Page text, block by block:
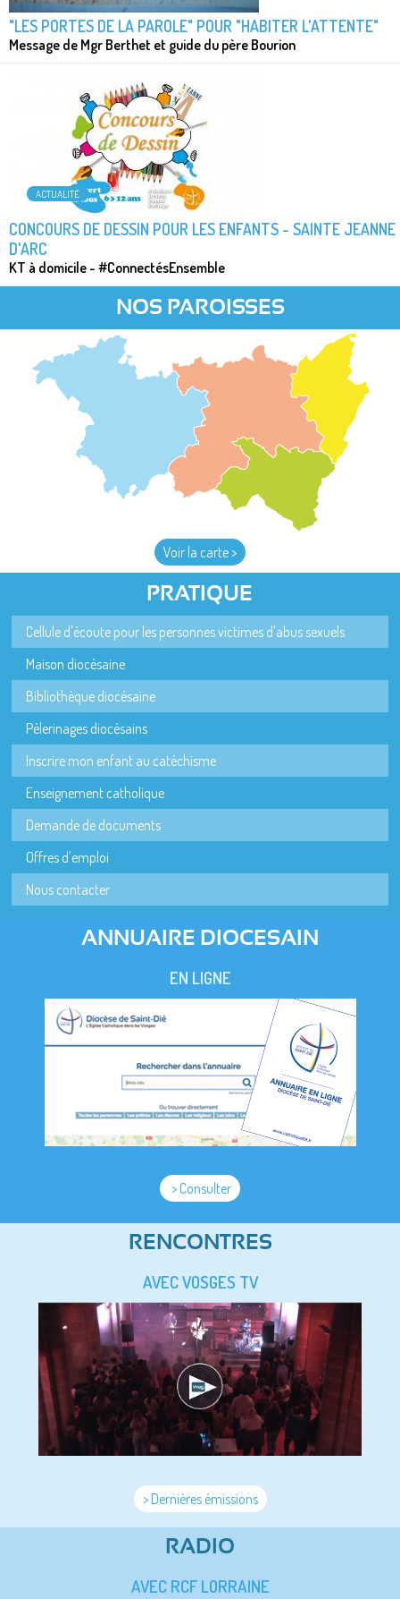
"LES PORTES DE LA PAROLE" POUR "HABITER L'ATTENTE"
Message de Mgr Berthet et guide du père Bourion
ACTUALITÉ
CONCOURS DE DESSIN POUR LES ENFANTS - SAINTE JEANNE
D'ARC
KT à domicile - #ConnectésEnsemble
NOS PAROISSES
Voir la carte >
PRATIQUE
Cellule d'écoute pour les personnes victimes d'abus sexuels
Maison diocésaine
Bibliothèque diocésaine
Pèlerinages diocésains
Inscrire mon enfant au catéchisme
Enseignement catholique
Demande de documents
Offres d'emploi
Nous contacter
ANNUAIRE DIOCESAIN
EN LIGNE
> Consulter
RENCONTRES
AVEC VOSGES TV
> Dernières émissions
RADIO
AVEC RCF LORRAINE